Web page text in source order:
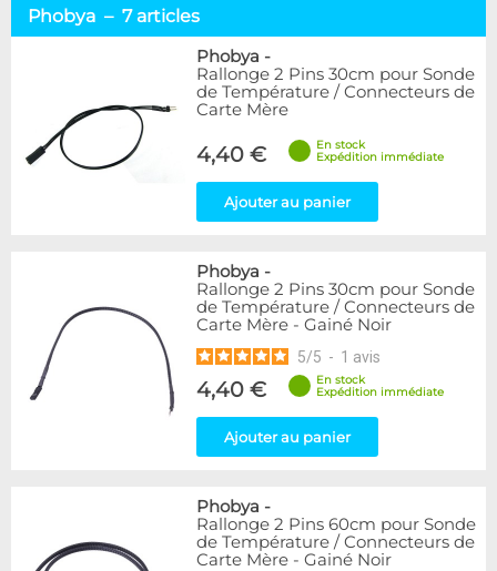
Phobya – 7 articles
Phobya -
Rallonge 2 Pins 30cm pour Sonde
de Température / Connecteurs de
Carte Mère
4,40 €
En stock
Expédition immédiate
Ajouter au panier
Phobya -
Rallonge 2 Pins 30cm pour Sonde
de Température / Connecteurs de
Carte Mère - Gainé Noir
5/5 - 1 avis
4,40 €
En stock
Expédition immédiate
Ajouter au panier
Phobya -
Rallonge 2 Pins 60cm pour Sonde
de Température / Connecteurs de
Carte Mère - Gainé Noir